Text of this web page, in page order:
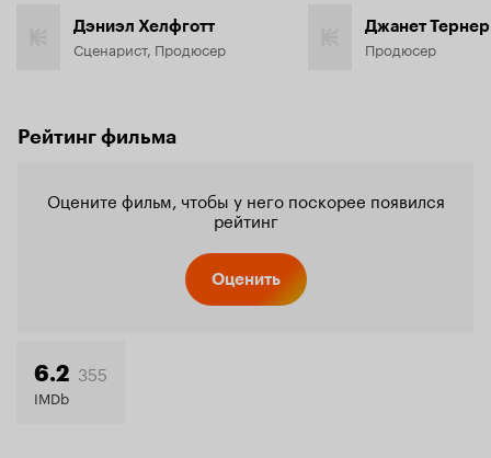
Дэниэл Хелфготт
Сценарист, Продюсер
Джанет Тернер
Продюсер
Рейтинг фильма
Оцените фильм, чтобы у него поскорее появился
рейтинг
Оценить
6.2 355
IMDb